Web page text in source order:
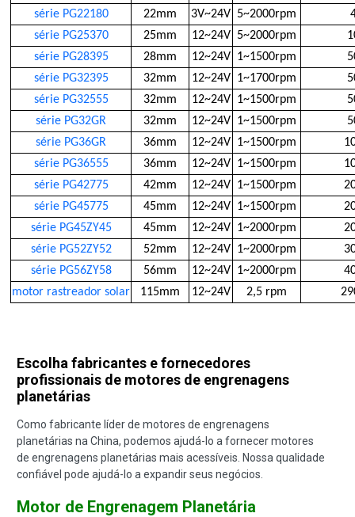
série PG22180
22mm 3V~24V 5~2000rpm
série PG25370
25mm 12~24V 5~2000rpm
série PG28395
28mm 12~24V 1~1500rpm
série PG32395
32mm 12~24V 1~1700rpm
série PG32555
32mm 12~24V 1~1500rpm
série PG32GR
32mm 12~24V 1~1500rpm
série PG36GR
36mm 12~24V 1~1500rpm
série PG36555
36mm 12~24V 1~1500rpm
série PG42775
42mm 12~24V 1~1500rpm
série PG45775
45mm 12~24V 1~1500rpm
série PG45ZY45
45mm 12~24V 1~2000rpm
série PG52ZY52
52mm 12~24V 1~2000rpm
série PG56ZY58
56mm 12~24V 1~2000rpm
motor rastreador solar
115mm 12~24V 2,5 rpm
Escolha fabricantes e fornecedores
profissionais de motores de engrenagens
planetárias
Como fabricante líder de motores de engrenagens
planetárias na China, podemos ajudá-lo a fornecer motores
de engrenagens planetárias mais acessíveis. Nossa qualidade
confiável pode ajudá-lo a expandir seus negócios.
Motor de Engrenagem Planetária